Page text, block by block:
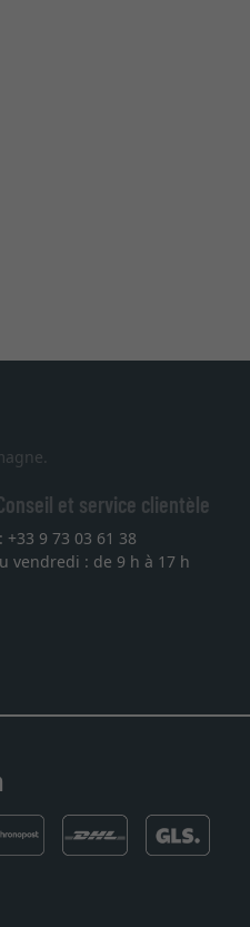
sur ce site. Le choix et la
revenir pour une autre
et service clientèle
+33 9 73 03 61 38
vendredi : de 9 h à 17 h